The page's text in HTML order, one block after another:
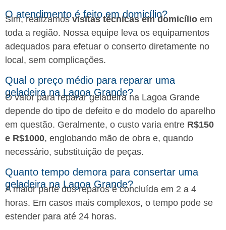
O atendimento é feito em domicílio?
Sim, realizamosvisitas técnicas em domicílio em
toda a região. Nossa equipe leva os equipamentos
adequados para efetuar o conserto diretamente no
local, sem complicações.
Qual o preço médio para reparar uma
geladeira na Lagoa Grande?
O valor para reparar geladeira na Lagoa Grande
depende do tipo de defeito e do modelo do aparelho
em questão. Geralmente, o custo varia entre R$150
e R$1000, englobando mão de obra e, quando
necessário, substituição de peças.
Quanto tempo demora para consertar uma
geladeira na Lagoa Grande?
A maior parte dos reparos é concluída em 2 a 4
horas. Em casos mais complexos, o tempo pode se
estender para até 24 horas.